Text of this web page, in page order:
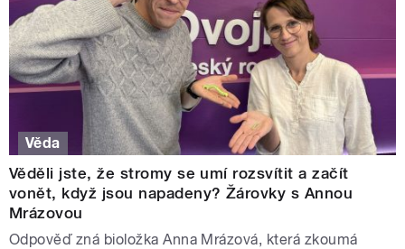
Věda
Věděli jste, že stromy se umí rozsvítit a začít
vonět, když jsou napadeny? Žárovky s Annou
Mrázovou
Odpověď zná bioložka Anna Mrázová, která zkoumá